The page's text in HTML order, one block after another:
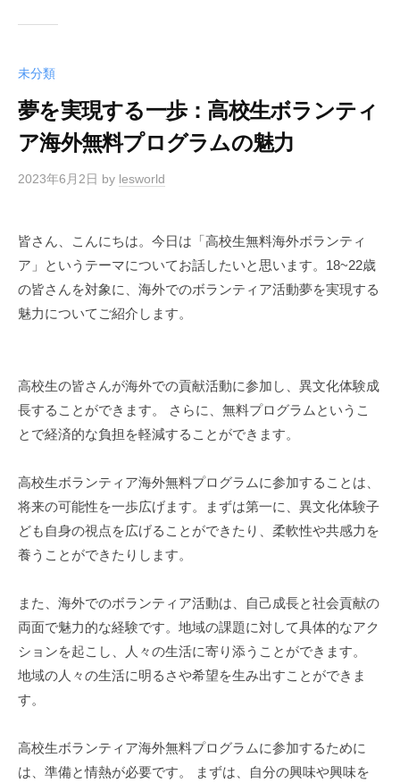
未分類
夢を実現する一歩：高校生ボランティ
ア海外無料プログラムの魅力
2023年6月2日 by lesworld
皆さん、こんにちは。今日は「高校生無料海外ボランティ
ア」というテーマについてお話したいと思います。18~22歳
の皆さんを対象に、海外でのボランティア活動夢を実現する
魅力についてご紹介します。
高校生の皆さんが海外での貢献活動に参加し、異文化体験成
長することができます。 さらに、無料プログラムというこ
とで経済的な負担を軽減することができます。
高校生ボランティア海外無料プログラムに参加することは、
将来の可能性を一歩広げます。まずは第一に、異文化体験子
ども自身の視点を広げることができたり、柔軟性や共感力を
養うことができたりします。
また、海外でのボランティア活動は、自己成長と社会貢献の
両面で魅力的な経験です。地域の課題に対して具体的なアク
ションを起こし、人々の生活に寄り添うことができます。
地域の人々の生活に明るさや希望を生み出すことができま
す。
高校生ボランティア海外無料プログラムに参加するために
は、準備と情熱が必要です。 まずは、自分の興味や興味を